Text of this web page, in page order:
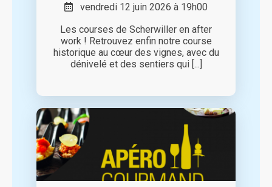
vendredi 12 juin 2026 à 19h00
Les courses de Scherwiller en after
work ! Retrouvez enfin notre course
historique au cœur des vignes, avec du
dénivelé et des sentiers qui [...]